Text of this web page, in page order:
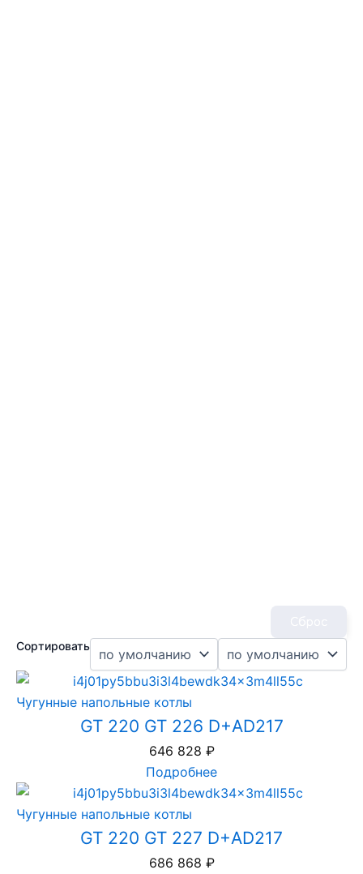
Сортировать
Чугунные напольные котлы
GT 220 GT 226 D+AD217
646 828 ₽
Подробнее
Чугунные напольные котлы
GT 220 GT 227 D+AD217
686 868 ₽